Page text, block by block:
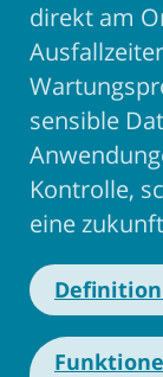
direkt am
sensible
Kontrolle,
eine